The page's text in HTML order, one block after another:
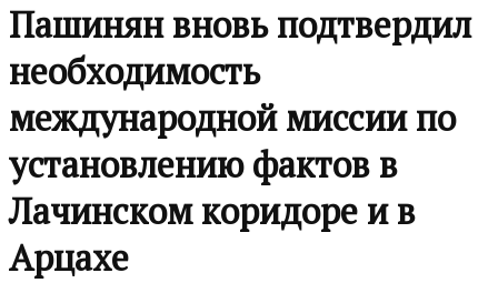
Пашинян вновь подтвердил
необходимость
международной миссии по
установлению фактов в
Лачинском коридоре и в
Арцахе